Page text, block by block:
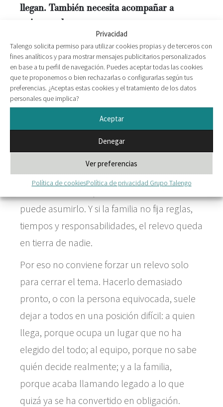
Privacidad
Talengo solicita permiso para utilizar cookies propias y de terceros con
fines analíticos y para mostrar mensajes publicitarios personalizados
en base a tu perfil de navegación. Puedes aceptar todas las cookies
que te proponemos o bien rechazarlas o configurarlas según tus
preferencias. ¿Aceptas estas cookies y el tratamiento de los datos
personales que implica?
Aceptar
Denegar
Ver preferencias
Política de cookiesPolítica de privacidad Grupo Talengo
llegan. También necesita acompañar a
quienes salen.
Porque dejar la primera línea no es solo
dejar un cargo: es aceptar que otros
decidirán distinto, que habrá conversaciones
en las que ya no se estará y que la influencia
tendrá que ejercerse de otra manera.
Ahí muchas familias se juegan más de lo que
parece. Si quien sale no encuentra un nuevo
papel, seguirá ocupando el anterior. Si quien
puede asumirlo. Y si la familia no fija reglas,
tiempos y responsabilidades, el relevo queda
en tierra de nadie.
Por eso no conviene forzar un relevo solo
para cerrar el tema. Hacerlo demasiado
pronto, o con la persona equivocada, suele
dejar a todos en una posición difícil: a quien
llega, porque ocupa un lugar que no ha
elegido del todo; al equipo, porque no sabe
quién decide realmente; y a la familia,
porque acaba llamando legado a lo que
quizá ya se ha convertido en obligación.